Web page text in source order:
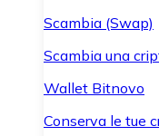
Scambia (Swap)
Scambia una
Wallet Bitnovo
Conserva le tue